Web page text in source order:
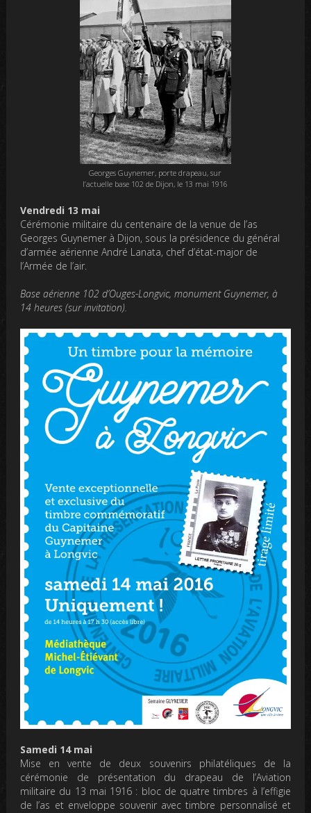
Georges Guynemer, porte drapeau, sur
l’actuelle base 102 de Dijon, le 13 mai 1916
Vendredi 13 mai
Cérémonie militaire du centenaire de la venue de l’as
Georges Guynemer à Dijon, sous la présidence du général
d’armée aérienne André Lanata, chef d’état-major de
l’Armée de l’air.
Base aérienne 102 d’Ouges-Longvic, monument Guynemer, à
14 heures (sur invitation).
Samedi 14 mai
Mise en vente de deux souvenirs philatéliques de la
cérémonie de présentation du drapeau de l’Aviation
militaire du 13 mai 1916 : bloc de quatre timbres à l’effigie
de l’as et enveloppe souvenir avec timbre personnalisé et